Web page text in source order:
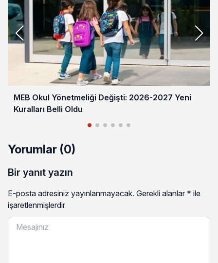
MEB Okul Yönetmeliği Değişti: 2026-2027 Yeni
Kuralları Belli Oldu
Yorumlar (0)
Bir yanıt yazın
E-posta adresiniz yayınlanmayacak. Gerekli alanlar * ile
işaretlenmişlerdir